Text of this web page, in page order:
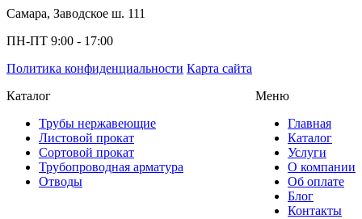
Самара, Заводское ш. 111
ПН-ПТ 9:00 - 17:00
Политика конфиденциальности Карта сайта
Каталог
Трубы нержавеющие
Листовой прокат
Сортовой прокат
Трубопроводная арматура
Отводы
Меню
Главная
Каталог
Услуги
О компании
Об оплате
Блог
Контакты